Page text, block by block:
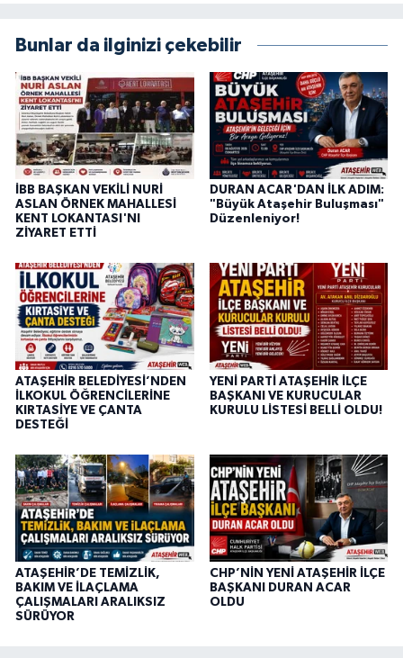
Bunlar da ilginizi çekebilir
İBB BAŞKAN VEKİLİ NURİ
ASLAN ÖRNEK MAHALLESİ
KENT LOKANTASI'NI
ZİYARET ETTİ
DURAN ACAR'DAN İLK ADIM:
"Büyük Ataşehir Buluşması"
Düzenleniyor!
ATAŞEHİR BELEDİYESİ’NDEN
İLKOKUL ÖĞRENCİLERİNE
KIRTASİYE VE ÇANTA
DESTEĞİ
YENİ PARTİ ATAŞEHİR İLÇE
BAŞKANI VE KURUCULAR
KURULU LİSTESİ BELLİ OLDU!
ATAŞEHİR’DE TEMİZLİK,
BAKIM VE İLAÇLAMA
ÇALIŞMALARI ARALIKSIZ
SÜRÜYOR
CHP’NİN YENİ ATAŞEHİR İLÇE
BAŞKANI DURAN ACAR
OLDU